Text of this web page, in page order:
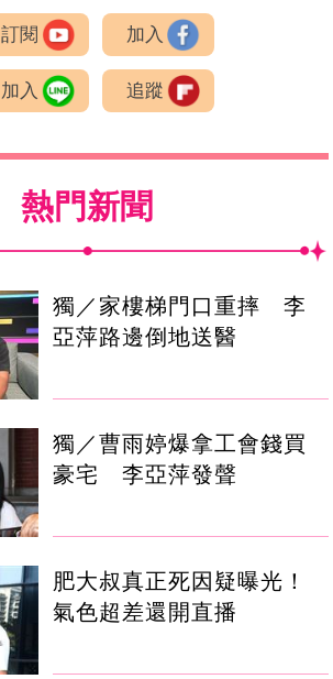
訂閱 加入
加入 追蹤
熱門新聞
獨／家樓梯門口重摔 李
亞萍路邊倒地送醫
獨／曹雨婷爆拿工會錢買
豪宅 李亞萍發聲
肥大叔真正死因疑曝光！
氣色超差還開直播